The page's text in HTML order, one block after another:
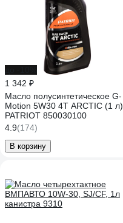
1 342 ₽
Масло полусинтетическое G-
Motion 5W30 4Т ARCTIC (1 л)
PATRIOT 850030100
4.9(174)
В корзину